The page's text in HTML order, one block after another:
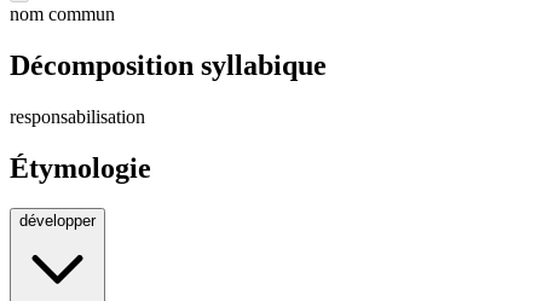
nom commun
Décomposition syllabique
responsabilisation
Étymologie
développer